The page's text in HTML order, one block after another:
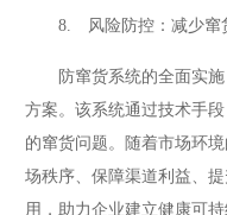
8. 风险防控：减少窜
防窜货系统的全面实
方案。该系统通过技术手
的窜货问题。随着市场环
场秩序、保障渠道利益、
用，助力企业建立健康可持